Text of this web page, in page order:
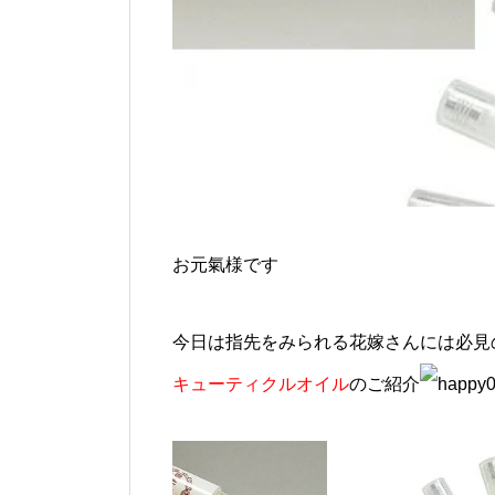
お元氣様です
今日は指先をみられる花嫁さんには必見
キューティクルオイルのご紹介